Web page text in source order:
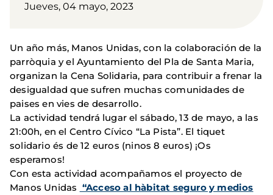
Jueves, 04 mayo, 2023
Un año más, Manos Unidas, con la colaboración de la
parròquia y el Ayuntamiento del Pla de Santa Maria,
organizan la Cena Solidaria, para contribuir a frenar la
desigualdad que sufren muchas comunidades de
paises en vies de desarrollo.
La actividad tendrá lugar el sábado, 13 de mayo, a las
21:00h, en el Centro Cívico “La Pista”. El tiquet
solidario és de 12 euros (ninos 8 euros) ¡Os
esperamos!
Con esta actividad acompañamos el proyecto de
Manos Unidas “Acceso al hàbitat seguro y medios